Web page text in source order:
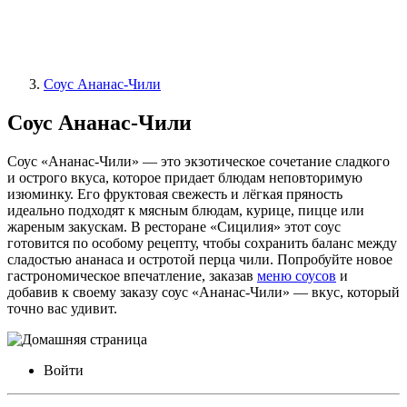
Соус Ананас-Чили
Соус Ананас-Чили
Соус «Ананас-Чили» — это экзотическое сочетание сладкого
и острого вкуса, которое придает блюдам неповторимую
изюминку. Его фруктовая свежесть и лёгкая пряность
идеально подходят к мясным блюдам, курице, пицце или
жареным закускам. В ресторане «Сицилия» этот соус
готовится по особому рецепту, чтобы сохранить баланс между
сладостью ананаса и остротой перца чили. Попробуйте новое
гастрономическое впечатление, заказав меню соусов и
добавив к своему заказу соус «Ананас-Чили» — вкус, который
точно вас удивит.
Войти